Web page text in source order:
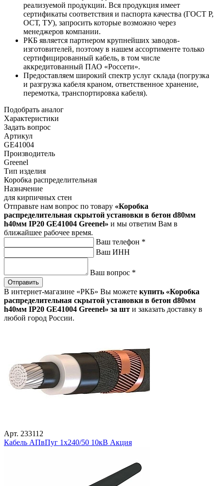
реализуемой продукции. Вся продукция имеет
сертификаты соответствия и паспорта качества (ГОСТ Р,
ОСТ, ТУ), запросить которые возможно через
менеджеров компании.
РКБ является партнером крупнейших заводов-
изготовителей, поэтому в нашем ассортименте только
сертифицированный кабель, в том числе
аккредитованный ПАО «Россети».
Предоставляем широкий спектр услуг склада (погрузка
и разгрузка кабеля краном, ответственное хранение,
перемотка, транспортировка кабеля).
Подобрать аналог
Характеристики
Задать вопрос
Артикул
GE41004
Производитель
Greenel
Тип изделия
Коробка распределительная
Назначение
для кирпичных стен
Отправьте нам вопрос по товару «Коробка
распределительная скрытой установки в бетон d80мм
h40мм IP20 GE41004 Greenel» и мы ответим Вам в
ближайшее рабочее время.
Ваш телефон *
Ваш ИНН
Ваш вопрос *
Отправить
В интернет-магазине «РКБ» Вы можете купить «Коробка
распределительная скрытой установки в бетон d80мм
h40мм IP20 GE41004 Greenel» за шт и заказать доставку в
любой город России.
Арт. 233112
Кабель АПвПуг 1х240/50 10кВ Акция